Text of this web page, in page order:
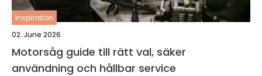
inspiration
02. June 2026
Motorsåg guide till rätt val, säker
användning och hållbar service